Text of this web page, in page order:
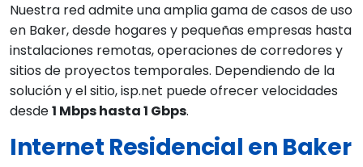
Nuestra red admite una amplia gama de casos de uso
en Baker, desde hogares y pequeñas empresas hasta
instalaciones remotas, operaciones de corredores y
sitios de proyectos temporales. Dependiendo de la
solución y el sitio, isp.net puede ofrecer velocidades
desde1 Mbps hasta 1 Gbps.
Internet Residencial en Baker